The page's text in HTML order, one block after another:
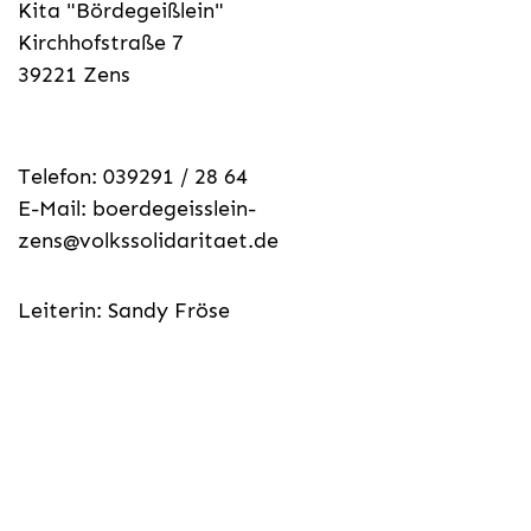
Kita "Bördegeißlein"
Kirchhofstraße 7
39221 Zens
Telefon: 039291 / 28 64
E-Mail: boerdegeisslein-
zens@volkssolidaritaet.de
Leiterin: Sandy Fröse